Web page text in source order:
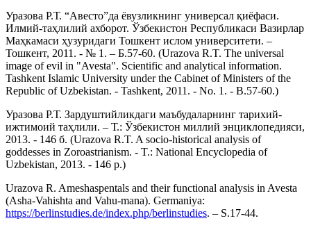
Уразова Р.Т. “Авесто”да ёвузликнинг универсал қиёфаси.
Илмий-таҳлилий ахборот. Ўзбекистон Республикаси Вазирлар
Маҳкамаси ҳузуридаги Тошкент ислом университети. –
Тошкент, 2011. - № 1. – Б.57-60. (Urazova R.T. The universal
image of evil in "Avesta". Scientific and analytical information.
Tashkent Islamic University under the Cabinet of Ministers of the
Republic of Uzbekistan. - Tashkent, 2011. - No. 1. - B.57-60.)
Уразова Р.Т. Зардуштийликдаги маъбудаларнинг тарихий-
ижтимоий таҳлили. – Т.: Ўзбекистон миллий энциклопедияси,
2013. - 146 б. (Urazova R.T. A socio-historical analysis of
goddesses in Zoroastrianism. - T.: National Encyclopedia of
Uzbekistan, 2013. - 146 p.)
Urazova R. Ameshaspentals and their functional analysis in Avesta
(Asha-Vahishta and Vahu-mana). Germaniya:
https://berlinstudies.de/index.php/berlinstudies. – S.17-44.